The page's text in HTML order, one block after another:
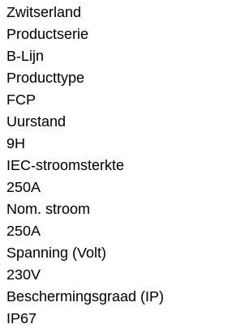
Zwitserland
Productserie
B-Lijn
Producttype
FCP
Uurstand
9H
IEC-stroomsterkte
250A
Nom. stroom
250A
Spanning (Volt)
230V
Beschermingsgraad (IP)
IP67